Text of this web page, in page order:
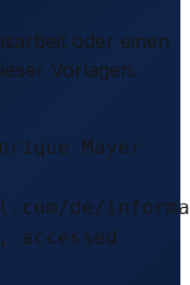
oder einen
Vorlagen.
Mayer
de/
accessed